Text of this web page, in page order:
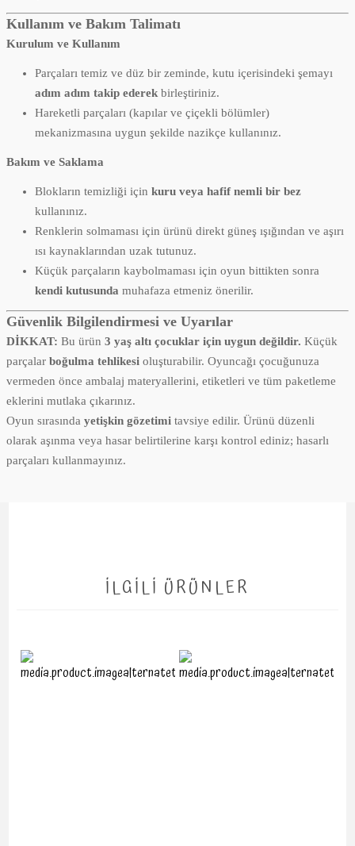
Kullanım ve Bakım Talimatı
Kurulum ve Kullanım
Parçaları temiz ve düz bir zeminde, kutu içerisindeki şemayı
adım adım takip ederek birleştiriniz.
Hareketli parçaları (kapılar ve çiçekli bölümler)
mekanizmasına uygun şekilde nazikçe kullanınız.
Bakım ve Saklama
Blokların temizliği içinkuru veya hafif nemli bir bez
kullanınız.
Renklerin solmaması için ürünü direkt güneş ışığından ve aşırı
ısı kaynaklarından uzak tutunuz.
Küçük parçaların kaybolmaması için oyun bittikten sonra
kendi kutusunda muhafaza etmeniz önerilir.
Güvenlik Bilgilendirmesi ve Uyarılar
DİKKAT: Bu ürün3 yaş altı çocuklar için uygun değildir. Küçük
parçalarboğulma tehlikesi oluşturabilir. Oyuncağı çocuğunuza
vermeden önce ambalaj materyallerini, etiketleri ve tüm paketleme
eklerini mutlaka çıkarınız.
Oyun sırasındayetişkin gözetimi tavsiye edilir. Ürünü düzenli
olarak aşınma veya hasar belirtilerine karşı kontrol ediniz; hasarlı
parçaları kullanmayınız.
İLGİLİ ÜRÜNLER